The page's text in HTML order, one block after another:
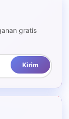
gratis
Kirim